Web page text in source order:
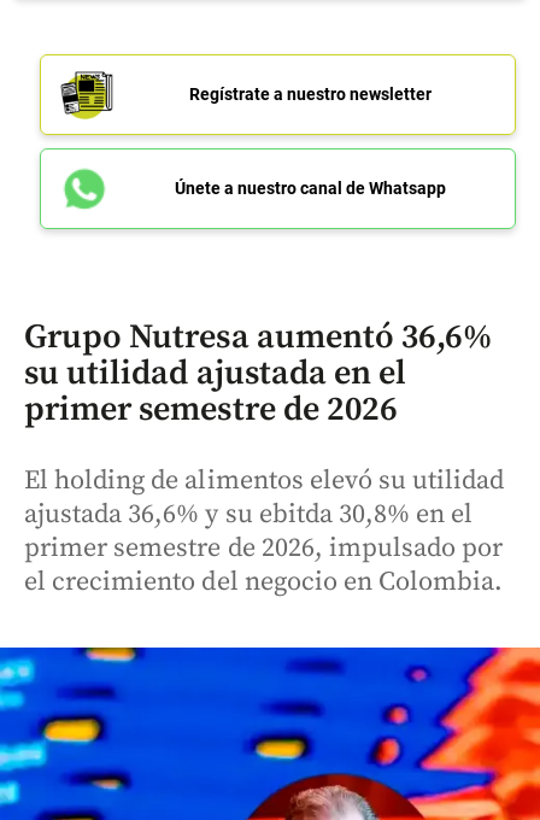
Regístrate a nuestro newsletter
Únete a nuestro canal de Whatsapp
Grupo Nutresa aumentó 36,6%
su utilidad ajustada en el
primer semestre de 2026
El holding de alimentos elevó su utilidad
ajustada 36,6% y su ebitda 30,8% en el
primer semestre de 2026, impulsado por
el crecimiento del negocio en Colombia.